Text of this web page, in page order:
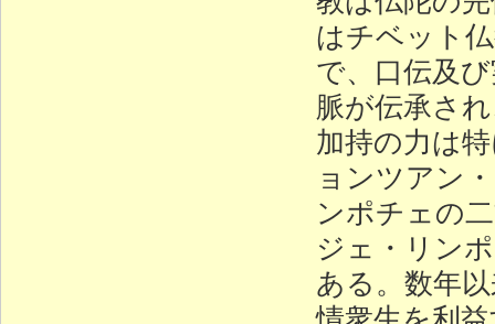
はチベット
で、口伝及
脈が伝承さ
加持の力は
ョンツアン
ンポチェの
ジェ・リン
ある。数年